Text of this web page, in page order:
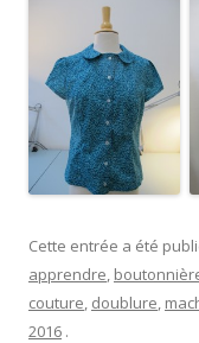
Cette entrée a été
apprendre,
couture, doublure,
2016 .